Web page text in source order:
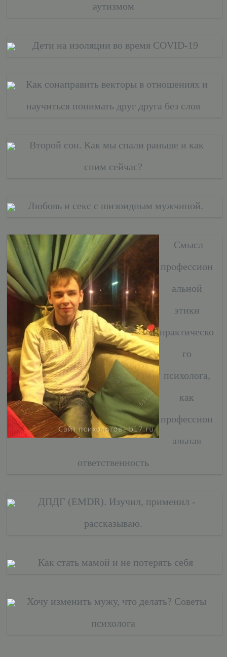
аутизмом
Дети на изоляции во время COVID-19
Как сонаправить векторы в отношениях и
научиться понимать друг друга без слов
Второй сон. Как мы спали раньше и как
спим сейчас?
Любовь и секс с шизоидным мужчиной.
Смысл
профессион
альной
этики
практическо
го
психолога,
как
профессион
альная
ответственность
ДПДГ (EMDR). Изучил, применил -
рассказываю.
Как стать мамой и не потерять себя
Хочу изменить мужу, что делать? Советы
психолога